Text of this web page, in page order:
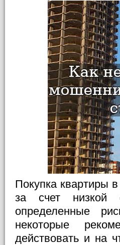
Покупка квартиры
за счет низкой
определенные
некоторые
действовать и на